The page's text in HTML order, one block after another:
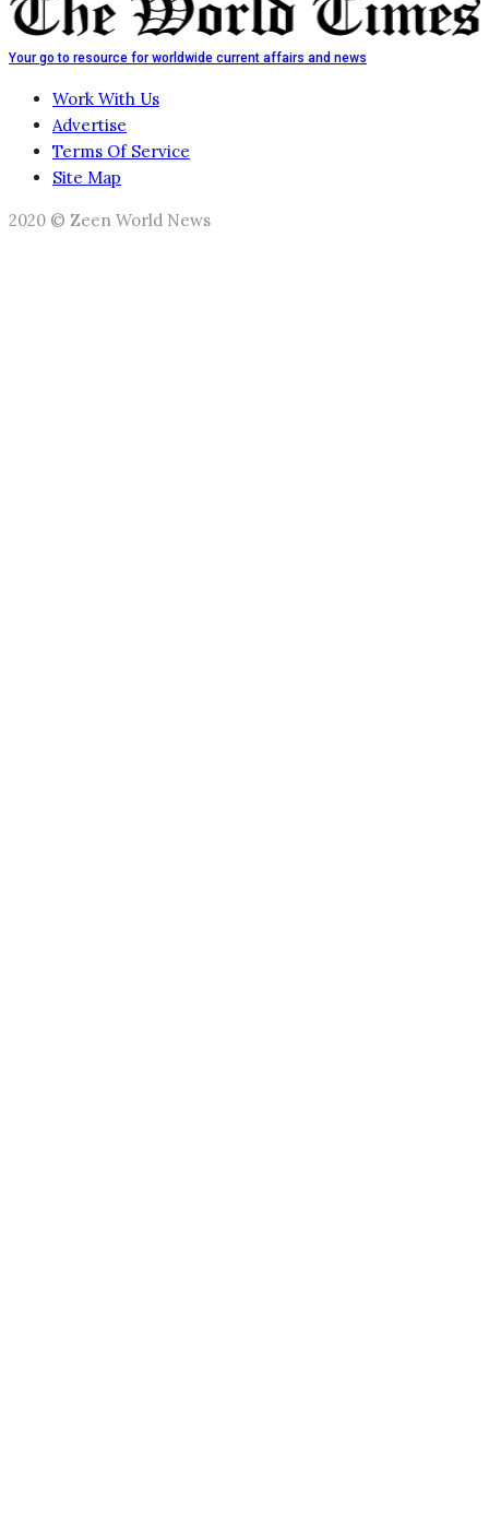
Your go to resource for worldwide current affairs and news
Work With Us
Advertise
Terms Of Service
Site Map
2020 © Zeen World News